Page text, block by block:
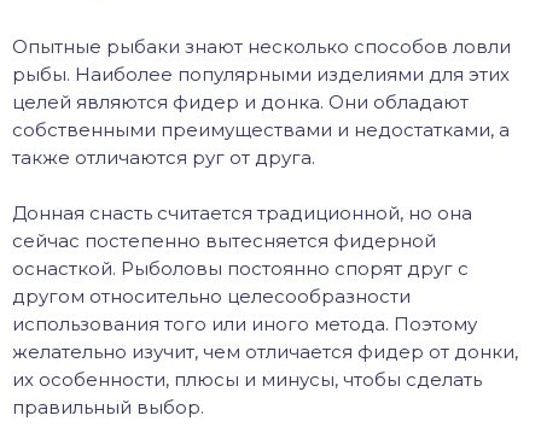
Опытные рыбаки знают несколько способов ловли
рыбы. Наиболее популярными изделиями для этих
целей являются фидер и донка. Они обладают
собственными преимуществами и недостатками, а
также отличаются руг от друга.
Донная снасть считается традиционной, но она
сейчас постепенно вытесняется фидерной
оснасткой. Рыболовы постоянно спорят друг с
другом относительно целесообразности
использования того или иного метода. Поэтому
желательно изучит, чем отличается фидер от донки,
их особенности, плюсы и минусы, чтобы сделать
правильный выбор.